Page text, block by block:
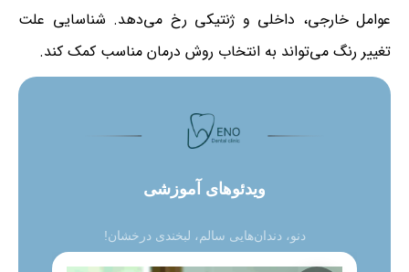
عوامل خارجی، داخلی و ژنتیکی رخ می‌دهد. شناسایی علت
تغییر رنگ می‌تواند به انتخاب روش درمان مناسب کمک کند.
ویدئو‌های آموزشی
دنو، دندان‌هایی سالم، لبخندی درخشان!